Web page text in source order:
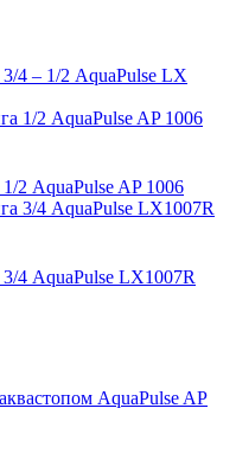
4 – 1/2 AquaPulse LX
2 AquaPulse AP 1006
4 AquaPulse LX1007R